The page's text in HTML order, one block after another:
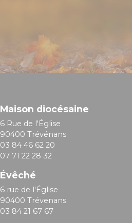
Maison diocésaine
6 Rue de l'Église
90400 Trévénans
03 84 46 62 20
07 71 22 28 32
Évêché
6 rue de l'Église
90400 Trévenans
03 84 21 67 67